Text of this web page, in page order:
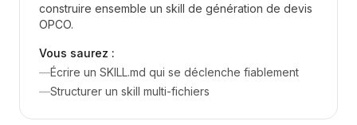
construire ensemble un skill de génération de devis
OPCO.
Vous saurez :
—Écrire un SKILL.md qui se déclenche fiablement
—Structurer un skill multi-fichiers